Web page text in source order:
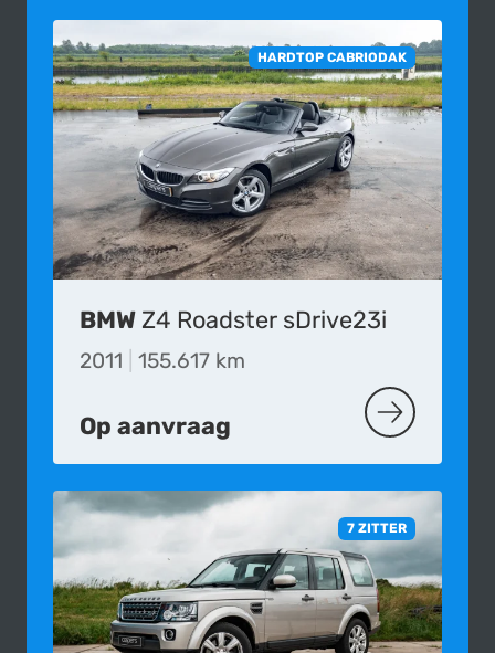
HARDTOP CABRIODAK
BMW Z4 Roadster sDrive23i
2011 155.617 km
Op aanvraag MEER OVER
7 ZITTER